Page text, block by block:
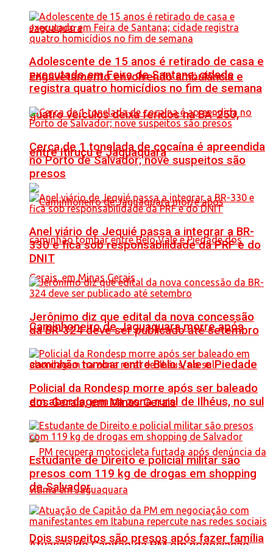
Engavetamento envolvendo ambulância e
quatro veículos deixa feridos na BA-250,
entre Itiruçu e Jaguaquara
Caminhoneiro de Jaguaquara morre após
caminhão tombar entre Belo Vale e Piedade
dos Gerais, em Minas Gerais
Dois suspeitos são presos após fazer família
Adolescente de 15 anos é retirado de casa e
executado em Feira de Santana; cidade
registra quatro homicídios no fim de semana
Cerca de 1 tonelada de cocaína é apreendida
no Porto de Salvador; nove suspeitos são
presos
Anel viário de Jequié passa a integrar a BR-
330 e fica sob responsabilidade da PRF e do
DNIT
Jerônimo diz que edital da nova concessão
da BR-324 deve ser publicado até setembro
Policial da Rondesp morre após ser baleado
em abordagem na zona rural de Ilhéus, no sul
Estudante de Direito e policial militar são
presos com 119 kg de drogas em shopping
de Salvador